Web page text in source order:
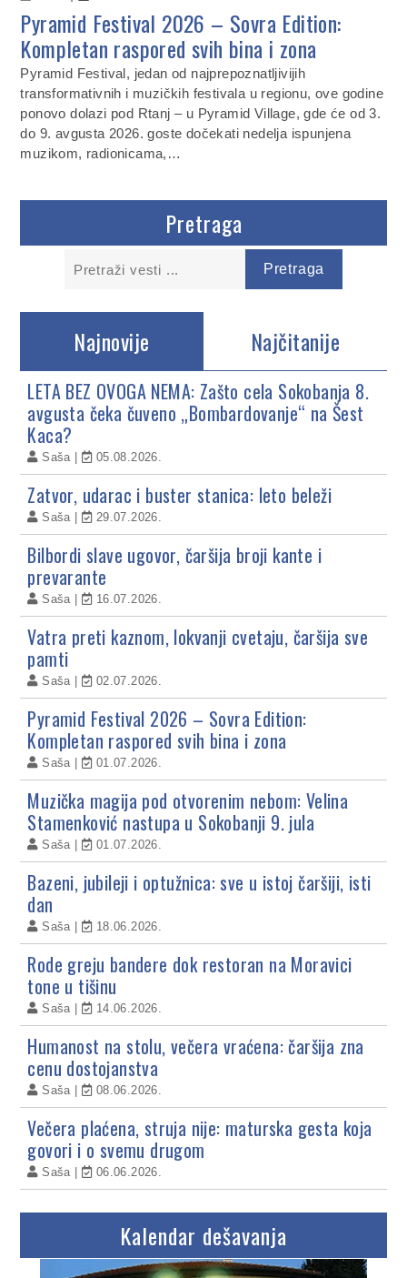
Pyramid Festival 2026 – Sovra Edition:
Kompletan raspored svih bina i zona
Pyramid Festival, jedan od najprepoznatljivijih
transformativnih i muzičkih festivala u regionu, ove godine
ponovo dolazi pod Rtanj – u Pyramid Village, gde će od 3.
do 9. avgusta 2026. goste dočekati nedelja ispunjena
muzikom, radionicama,…
Pretraga
Najnovije Najčitanije
LETA BEZ OVOGA NEMA: Zašto cela Sokobanja 8.
avgusta čeka čuveno „Bombardovanje“ na Šest
Kaca?
Saša 05.08.2026.
Zatvor, udarac i buster stanica: leto beleži
Saša 29.07.2026.
Bilbordi slave ugovor, čaršija broji kante i
prevarante
Saša 16.07.2026.
Vatra preti kaznom, lokvanji cvetaju, čaršija sve
pamti
Saša 02.07.2026.
Pyramid Festival 2026 – Sovra Edition:
Kompletan raspored svih bina i zona
Saša 01.07.2026.
Muzička magija pod otvorenim nebom: Velina
Stamenković nastupa u Sokobanji 9. jula
Saša 01.07.2026.
Bazeni, jubileji i optužnica: sve u istoj čaršiji, isti
dan
Saša 18.06.2026.
Rode greju bandere dok restoran na Moravici
tone u tišinu
Saša 14.06.2026.
Humanost na stolu, večera vraćena: čaršija zna
cenu dostojanstva
Saša 08.06.2026.
Večera plaćena, struja nije: maturska gesta koja
govori i o svemu drugom
Saša 06.06.2026.
Kalendar dešavanja